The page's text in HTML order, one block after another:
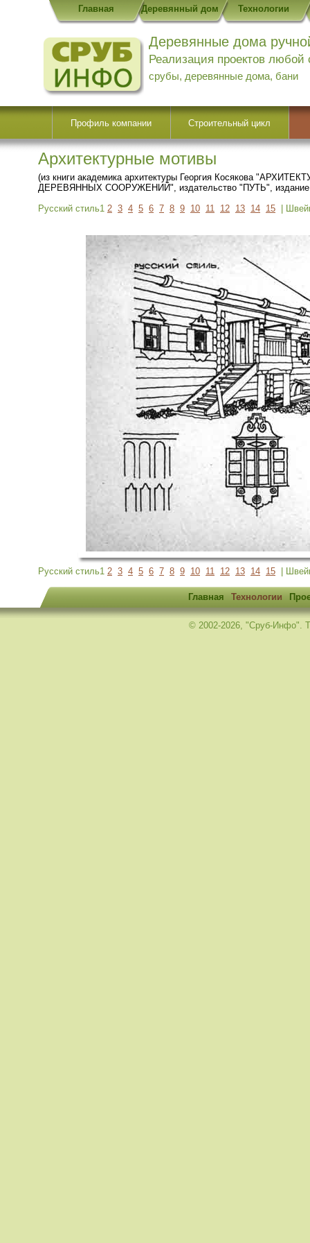
Технологии
Деревянный дом
Главная
Деревянные дома
Реализация проектов любой
срубы, деревянные дома, бани
Профиль компании Строительный цикл
Архитектурные мотивы
(из книги академика архитектуры Георгия Косякова
ДЕРЕВЯННЫХ СООРУЖЕНИЙ", издательство "ПУТЬ", издание
Русский стиль1 2 3 4 5 6 7 8 9 10 11 12 13 14 15 |
Русский стиль1 2 3 4 5 6 7 8 9 10 11 12 13 14 15 |
Главная Технологии
© 2002-2026, "Сруб-Инфо".